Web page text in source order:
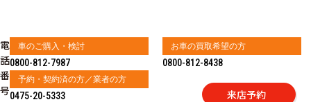
電
話
番
号
車のご購入・検討
0800-812-7987
お車の買取希望の方
0800-812-8438
予約・契約済の方／業者の方
0475-20-5333 来店予約